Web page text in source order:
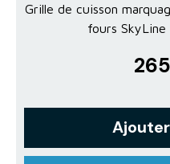
Grille de cuisson
fours